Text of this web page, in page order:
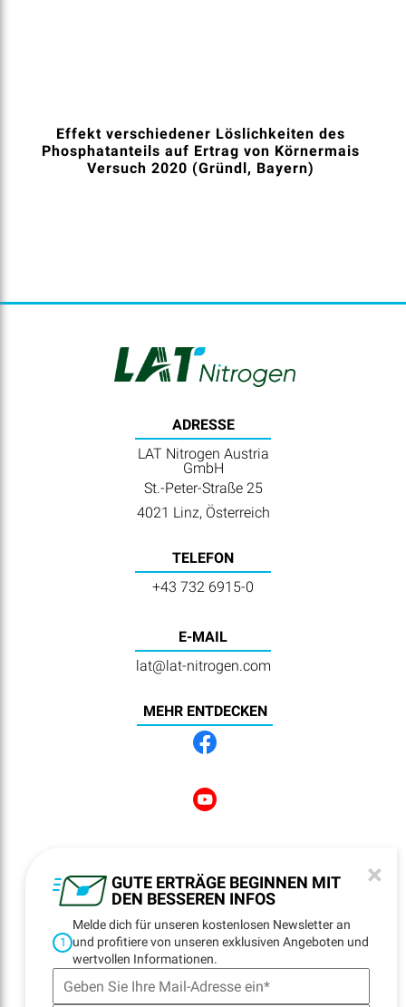
GUTE ERTRÄGE BEGINNEN MIT
DEN BESSEREN INFOS
×
1
Melde dich für unseren kostenlosen Newsletter an
und profitiere von unseren exklusiven Angeboten und
wertvollen Informationen.
Effekt verschiedener Löslichkeiten des
Phosphatanteils auf Ertrag von Körnermais
Versuch 2020 (Gründl, Bayern)
ADRESSE
LAT Nitrogen Austria
GmbH
St.-Peter-Straße 25
4021 Linz, Österreich
TELEFON
+43 732 6915-0
E-MAIL
lat@lat-nitrogen.com
MEHR ENTDECKEN
REGISTRATION
NAVIGATION
Startseite
Standorte